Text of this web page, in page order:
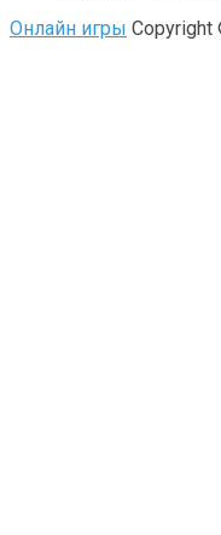
Онлайн игры Copyright